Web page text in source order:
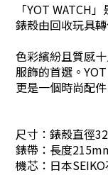
「YOT WATCH
錶殼由回收玩具
色彩繽紛且質感
服飾的首選。
更是一個時尚配件
尺寸：錶殼直徑
錶帶：長度
機芯：日本